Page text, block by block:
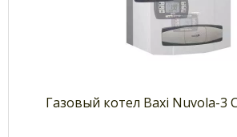
Газовый котел Baxi Nuvola-3